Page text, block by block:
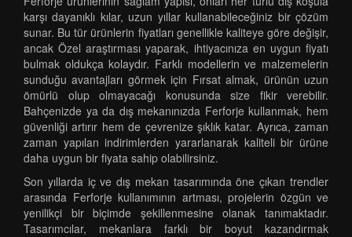
karşı dayanıklı kılar, uzun yıllar kullanabileceğiniz bir çözüm
sunar. Bu tür ürünlerin fiyatları genellikle kaliteye göre değişir,
ancak Özel araştırması yaparak, ihtiyacınıza en uygun fiyatı
bulmak oldukça kolaydır. Farklı modellerin ve malzemelerin
sunduğu avantajları görmek için Fırsat almak, ürünün uzun
ömürlü olup olmayacağı konusunda size fikir verebilir.
Bahçenizde ya da dış mekanınızda Ferforje kullanmak, hem
güvenliği artırır hem de çevrenize şıklık katar. Ayrıca, zaman
zaman yapılan indirimlerden yararlanarak kaliteli bir ürüne
daha uygun bir fiyata sahip olabilirsiniz.
Son yıllarda iç ve dış mekan tasarımında öne çıkan trendler
arasında Ferforje kullanımının artması, projelerin özgün ve
yenilikçi bir biçimde şekillenmesine olanak tanımaktadır.
Tasarımcılar, mekanlara farklı bir boyut kazandırmak